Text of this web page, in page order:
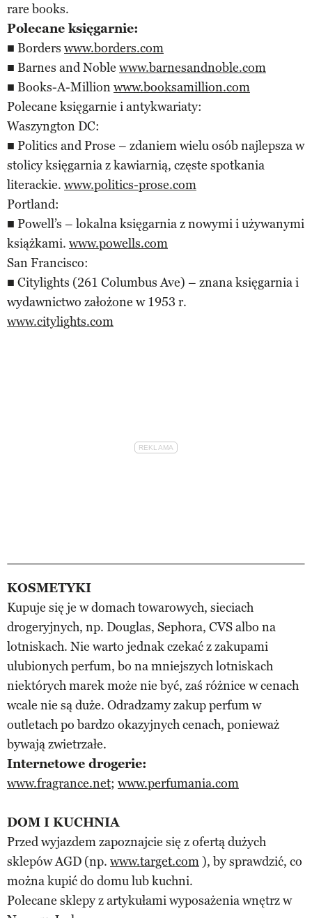
rare books.
Polecane księgarnie:
■ Borders www.borders.com
■ Barnes and Noble www.barnesandnoble.com
■ Books-A-Millionwww.booksamillion.com
Polecane księgarnie i antykwariaty:
Waszyngton DC:
■ Politics and Prose – zdaniem wielu osób najlepsza w
stolicy księgarnia z kawiarnią, częste spotkania
literackie. www.politics-prose.com
Portland:
■ Powell’s – lokalna księgarnia z nowymi i używanymi
książkami. www.powells.com
San Francisco:
■ Citylights (261 Columbus Ave) – znana księgarnia i
wydawnictwo założone w 1953 r.
www.citylights.com
KOSMETYKI
Kupuje się je w domach towarowych, sieciach
drogeryjnych, np. Douglas, Sephora, CVS albo na
lotniskach. Nie warto jednak czekać z zakupami
ulubionych perfum, bo na mniejszych lotniskach
niektórych marek może nie być, zaś różnice w cenach
wcale nie są duże. Odradzamy zakup perfum w
outletach po bardzo okazyjnych cenach, ponieważ
bywają zwietrzałe.
Internetowe drogerie:
www.fragrance.net; www.perfumania.com
DOM I KUCHNIA
Przed wyjazdem zapoznajcie się z ofertą dużych
sklepów AGD (np. www.target.com), by sprawdzić, co
można kupić do domu lub kuchni.
Polecane sklepy z artykułami wyposażenia wnętrz w